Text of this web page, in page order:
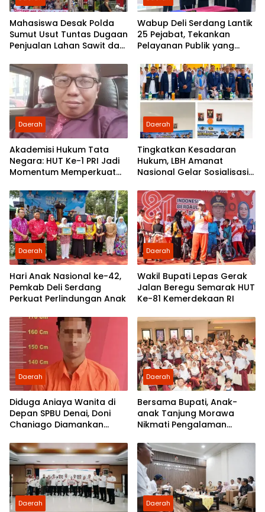
Mahasiswa Desak Polda
Sumut Usut Tuntas Dugaan
Penjualan Lahan Sawit dan
Partai Demokrat Sumut
Wabup Deli Serdang Lantik
25 Pejabat, Tekankan
Pelayanan Publik yang
Daerah
Akademisi Hukum Tata
Negara: HUT Ke-1 PRI Jadi
Momentum Memperkuat
Pengabdian kepada
Rakyat
Daerah
Tingkatkan Kesadaran
Hukum, LBH Amanat
Nasional Gelar Sosialisasi
Morawa
Daerah
Hari Anak Nasional ke-42,
Pemkab Deli Serdang
Perkuat Perlindungan Anak
Daerah
Wakil Bupati Lepas Gerak
Jalan Beregu Semarak HUT
Ke-81 Kemerdekaan RI
Daerah
Diduga Aniaya Wanita di
Depan SPBU Denai, Doni
Chaniago Diamankan
Daerah
Bersama Bupati, Anak-
anak Tanjung Morawa
Nikmati Pengalaman
Daerah Daerah